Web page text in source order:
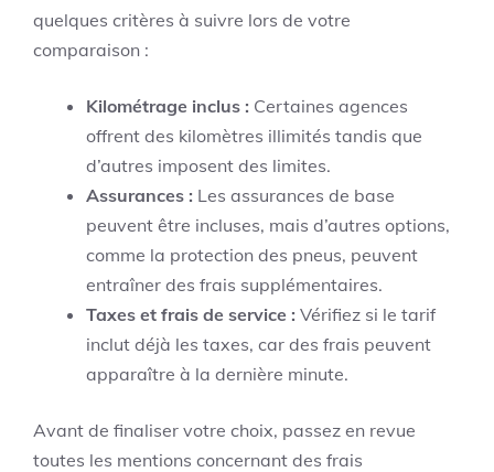
quelques critères à suivre lors de votre
comparaison :
Kilométrage inclus : Certaines agences
offrent des kilomètres illimités tandis que
d’autres imposent des limites.
Assurances : Les assurances de base
peuvent être incluses, mais d’autres options,
comme la protection des pneus, peuvent
entraîner des frais supplémentaires.
Taxes et frais de service : Vérifiez si le tarif
inclut déjà les taxes, car des frais peuvent
apparaître à la dernière minute.
Avant de finaliser votre choix, passez en revue
toutes les mentions concernant des frais